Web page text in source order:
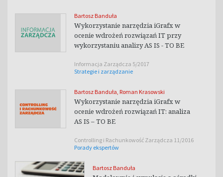
Bartosz Banduła
Wykorzystanie narzędzia iGrafx w
ocenie wdrożeń rozwiązań IT przy
wykorzystaniu analizy AS IS - TO BE
Informacja Zarządcza 5/2017
Strategie i zarządzanie
Bartosz Banduła, Roman Krasowski
Wykorzystanie narzędzia iGrafx w
ocenie wdrożeń rozwiązań IT: analiza
AS IS – TO BE
Controlling i Rachunkowość Zarządcza 11/2016
Porady ekspertów
Bartosz Banduła